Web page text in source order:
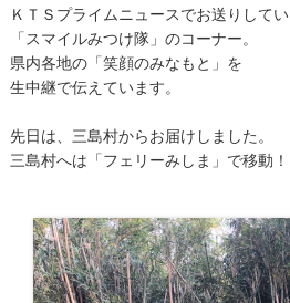
ＫＴＳプライムニュースでお送りして
「スマイルみつけ隊」のコーナー。
県内各地の「笑顔のみなもと」を
生中継で伝えています。
先日は、三島村からお届けしました。
三島村へは「フェリーみしま」で移動！